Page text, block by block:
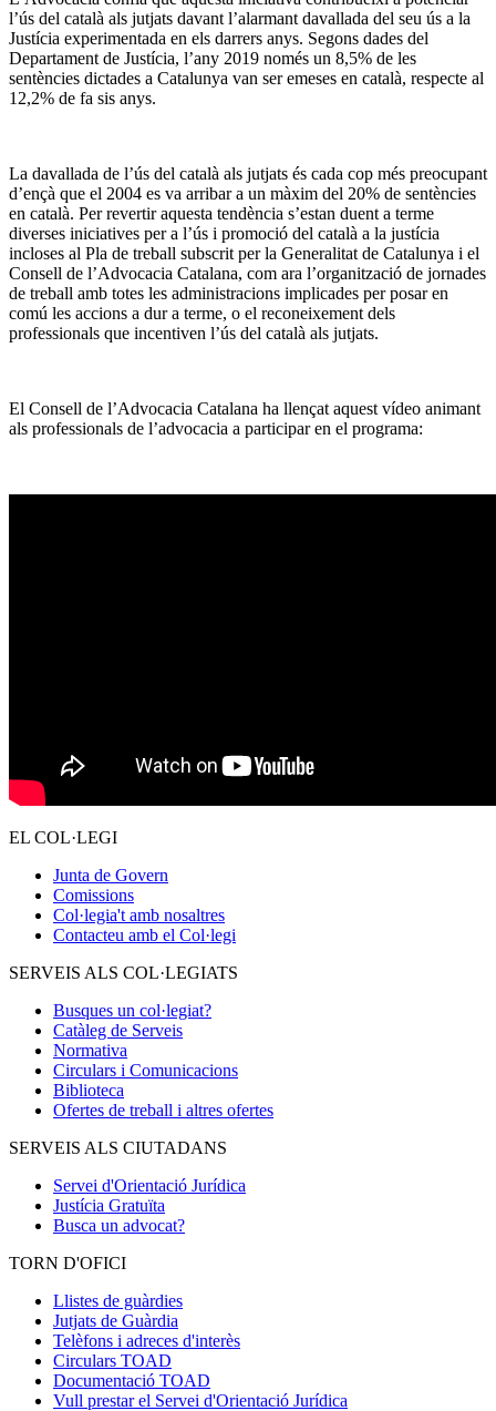
l’ús del català als jutjats davant l’alarmant davallada del seu ús a la
Justícia experimentada en els darrers anys. Segons dades del
Departament de Justícia, l’any 2019 només un 8,5% de les
sentències dictades a Catalunya van ser emeses en català, respecte al
12,2% de fa sis anys.
La davallada de l’ús del català als jutjats és cada cop més preocupant
d’ençà que el 2004 es va arribar a un màxim del 20% de sentències
en català. Per revertir aquesta tendència s’estan duent a terme
diverses iniciatives per a l’ús i promoció del català a la justícia
incloses al Pla de treball subscrit per la Generalitat de Catalunya i el
Consell de l’Advocacia Catalana, com ara l’organització de jornades
de treball amb totes les administracions implicades per posar en
comú les accions a dur a terme, o el reconeixement dels
professionals que incentiven l’ús del català als jutjats.
El Consell de l’Advocacia Catalana ha llençat aquest vídeo animant
als professionals de l’advocacia a participar en el programa:
EL COL·LEGI
Junta de Govern
Comissions
Col·legia't amb nosaltres
Contacteu amb el Col·legi
SERVEIS ALS COL·LEGIATS
Busques un col·legiat?
Catàleg de Serveis
Normativa
Circulars i Comunicacions
Biblioteca
Ofertes de treball i altres ofertes
SERVEIS ALS CIUTADANS
Servei d'Orientació Jurídica
Justícia Gratuïta
Busca un advocat?
TORN D'OFICI
Llistes de guàrdies
Jutjats de Guàrdia
Telèfons i adreces d'interès
Circulars TOAD
Documentació TOAD
Vull prestar el Servei d'Orientació Jurídica